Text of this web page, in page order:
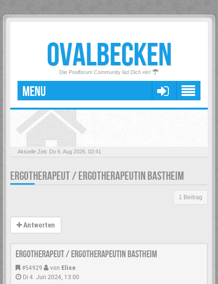
OVALBECKEN
Die Poolforum Community läd Dich ein!
MENU
Aktuelle Zeit: Do 6. Aug 2026, 02:41
ERGOTHERAPEUT / ERGOTHERAPEUTIN BASTHEIM
1 Beitrag
Antworten
Ergotherapeut / Ergotherapeutin Bastheim
#54929 von Elise
Di 4. Jun 2024, 13:00